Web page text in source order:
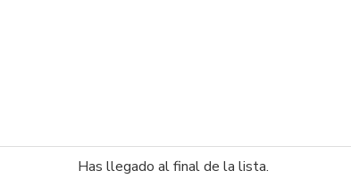
Has llegado al final de la lista.